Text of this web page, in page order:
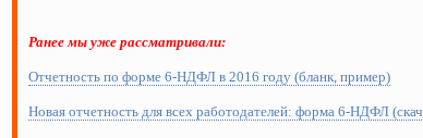
Ранее мы уже рассматривали:
Отчетность по форме 6-НДФЛ в 2016 году (бланк, пример)
Новая отчетность для всех работодателей: форма 6-НДФЛ